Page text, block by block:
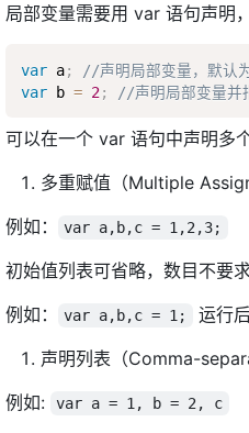
局部变量需要用 var 语句声明，
var a;
//声明局部变量，默
var b = 2; //声明局部变量并
可以在一个 var 语句中声明多
多重赋值（Multiple
例如：
var a,b,c = 1,2,3;
初始值列表可省略，数目不要
例如：
var a,b,c = 1; 运行
声明列表（Comma-
例如:
var a = 1, b = 2, c